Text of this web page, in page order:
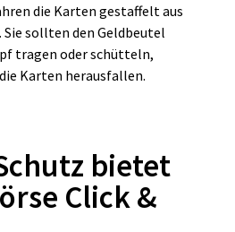
die Karten gestaffelt aus
Sie sollten den Geldbeutel
tragen oder schütteln,
Karten herausfallen.
bietet
Click &